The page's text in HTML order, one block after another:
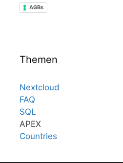
AGBs
Themen
Nextcloud
FAQ
SQL
APEX
Countries